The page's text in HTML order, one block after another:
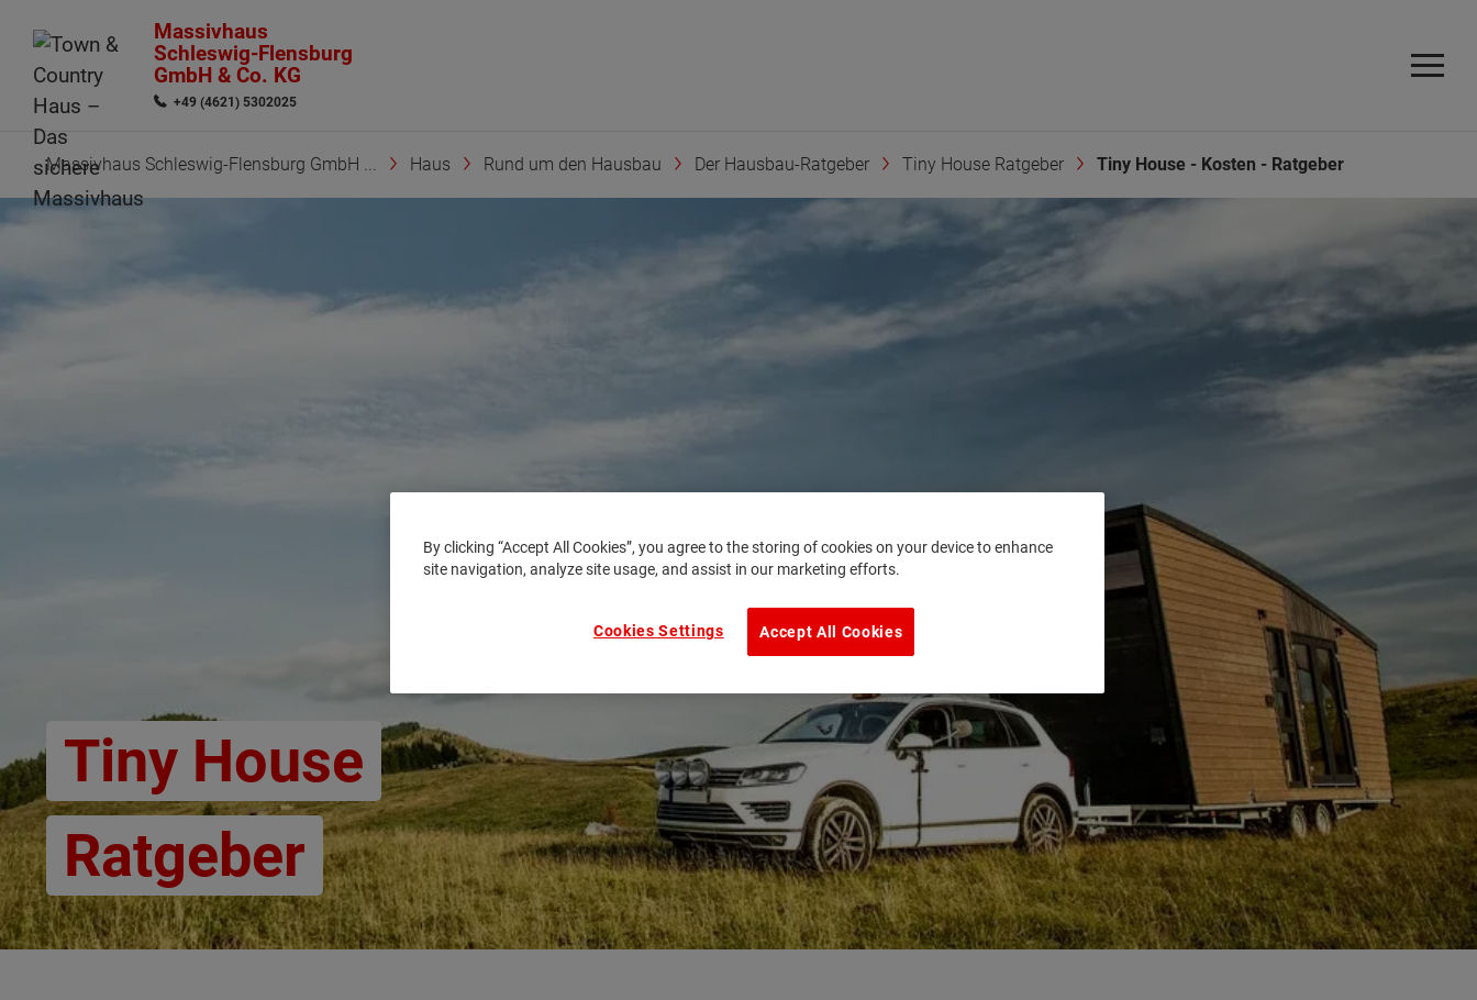
Massivhaus
Schleswig-Flensburg
GmbH & Co. KG
+49 (4621) 5302025
Massivhaus Schleswig-Flensburg GmbH ... Haus Rund um den Hausbau Der Hausbau-Ratgeber Tiny House Ratgeber Tiny House - Kosten - Ratgeber
Tiny House
Ratgeber
By clicking “Accept All Cookies”, you agree to the storing of cookies on your device to enhance
site navigation, analyze site usage, and assist in our marketing efforts.
Accept All Cookies
Cookies Settings